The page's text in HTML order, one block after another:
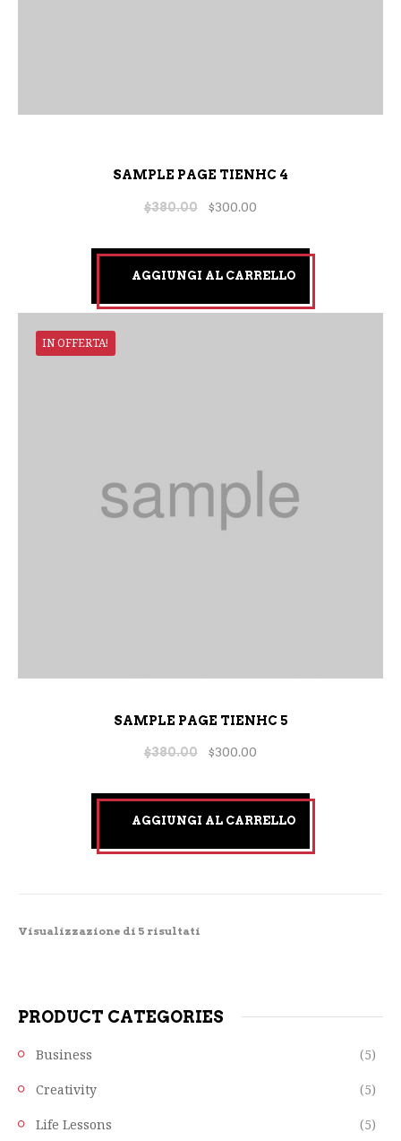
SAMPLE PAGE TIENHC 4
$380.00 $300.00
AGGIUNGI AL CARRELLO
IN OFFERTA!
SAMPLE PAGE TIENHC 5
$380.00 $300.00
AGGIUNGI AL CARRELLO
Visualizzazione di 5 risultati
PRODUCT CATEGORIES
Business (5)
Creativity (5)
Life Lessons (5)